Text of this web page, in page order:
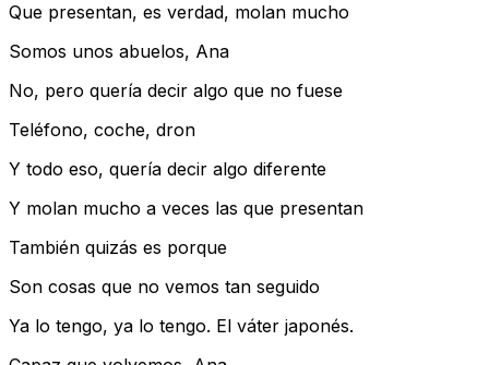
Que presentan, es verdad, molan mucho
Somos unos abuelos, Ana
No, pero quería decir algo que no fuese
Teléfono, coche, dron
Y todo eso, quería decir algo diferente
Y molan mucho a veces las que presentan
También quizás es porque
Son cosas que no vemos tan seguido
Ya lo tengo, ya lo tengo. El váter japonés.